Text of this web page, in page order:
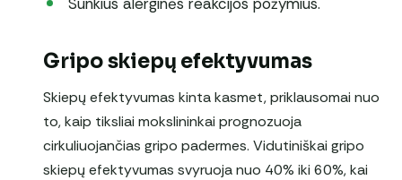
Gripo skiepų efektyvumas
Skiepų efektyvumas kinta kasmet, priklausomai nuo
to, kaip tiksliai mokslininkai prognozuoja
cirkuliuojančias gripo padermes. Vidutiniškai gripo
skiepų efektyvumas svyruoja nuo 40% iki 60%, kai